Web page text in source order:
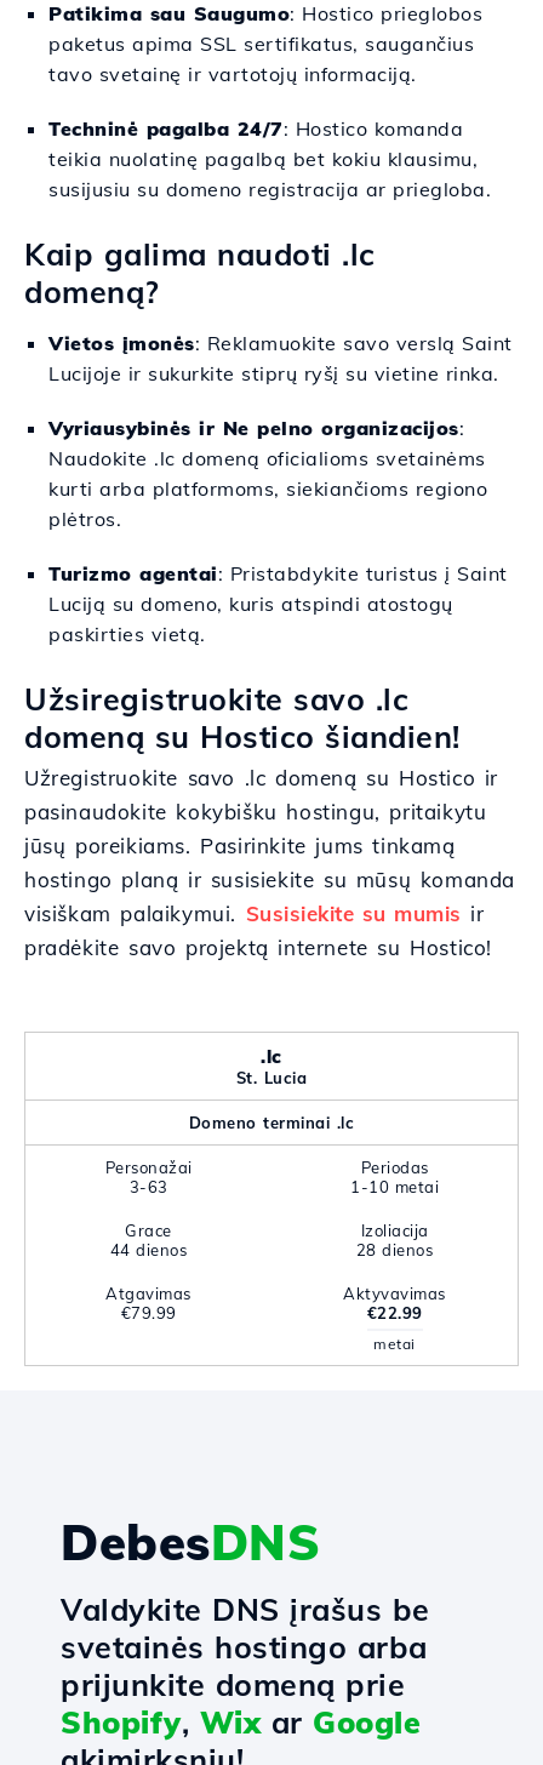
Patikima sau Saugumo: Hostico prieglobos
paketus apima SSL sertifikatus, saugančius
tavo svetainę ir vartotojų informaciją.
Techninė pagalba 24/7: Hostico komanda
teikia nuolatinę pagalbą bet kokiu klausimu,
susijusiu su domeno registracija ar priegloba.
Kaip galima naudoti .lc
domeną?
Vietos įmonės: Reklamuokite savo verslą Saint
Lucijoje ir sukurkite stiprų ryšį su vietine rinka.
Vyriausybinės ir Ne pelno organizacijos:
Naudokite .lc domeną oficialioms svetainėms
kurti arba platformoms, siekiančioms regiono
plėtros.
Turizmo agentai: Pristabdykite turistus į Saint
Luciją su domeno, kuris atspindi atostogų
paskirties vietą.
Užsiregistruokite savo .lc
domeną su Hostico šiandien!
Užregistruokite savo .lc domeną su Hostico ir
pasinaudokite kokybišku hostingu, pritaikytu
jūsų poreikiams. Pasirinkite jums tinkamą
hostingo planą ir susisiekite su mūsų komanda
visiškam palaikymui. Susisiekite su mumis ir
pradėkite savo projektą internete su Hostico!
.lc
St. Lucia
Domeno terminai .lc
Personažai
3-63
Periodas
1-10 metai
Grace
44 dienos
Izoliacija
28 dienos
Atgavimas
€79.99
Aktyvavimas
€22.99
metai
DebesDNS
Valdykite DNS įrašus be
svetainės hostingo arba
prijunkite domeną prie
Shopify, Wixar Google